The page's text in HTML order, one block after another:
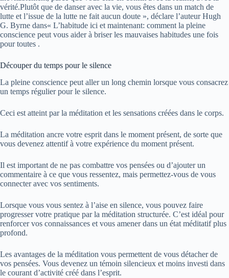
vérité.Plutôt que de danser avec la vie, vous êtes dans un match de
lutte et l’issue de la lutte ne fait aucun doute », déclare l’auteur Hugh
G. Byrne dans« L’habitude ici et maintenant: comment la pleine
conscience peut vous aider à briser les mauvaises habitudes une fois
pour toutes .
Découper du temps pour le silence
La pleine conscience peut aller un long chemin lorsque vous consacrez
un temps régulier pour le silence.
Ceci est atteint par la méditation et les sensations créées dans le corps.
La méditation ancre votre esprit dans le moment présent, de sorte que
vous devenez attentif à votre expérience du moment présent.
Il est important de ne pas combattre vos pensées ou d’ajouter un
commentaire à ce que vous ressentez, mais permettez-vous de vous
connecter avec vos sentiments.
Lorsque vous vous sentez à l’aise en silence, vous pouvez faire
progresser votre pratique par la méditation structurée. C’est idéal pour
renforcer vos connaissances et vous amener dans un état méditatif plus
profond.
Les avantages de la méditation vous permettent de vous détacher de
vos pensées. Vous devenez un témoin silencieux et moins investi dans
le courant d’activité créé dans l’esprit.